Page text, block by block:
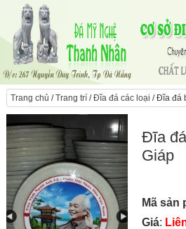
Trang chủ /Trang trí/Đĩa đá các loại / Đĩa đá
Đĩa
Giáp
Mã sản
Giá: